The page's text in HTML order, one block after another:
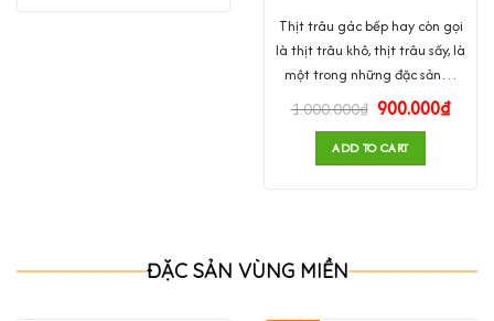
Thịt trâu gác bếp hay còn gọi
là thịt trâu khô, thịt trâu sấy, là
một trong những đặc sản…
1.000.000₫ 900.000₫
ADD TO CART
ĐẶC SẢN VÙNG MIỀN